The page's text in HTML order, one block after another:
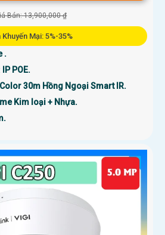
Bán: 13,900,000 ₫
Khuyến Mại: 5%-35%
.
IP POE.
30m Hồng Ngoại Smart IR.
Kim loại + Nhựa.